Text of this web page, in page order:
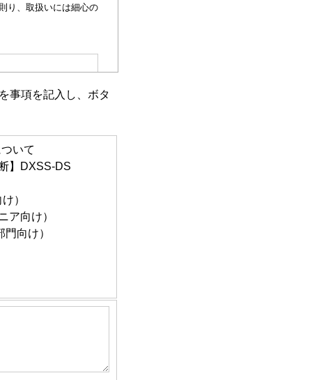
り、取扱いには細心の
スを開発するため
けするため
のため
スを開発するため
届けするため
し、全国平均値と
、調査結果として
事項を記入し、ボタ
いて
】DXSS-DS
）
ア向け）
向け）